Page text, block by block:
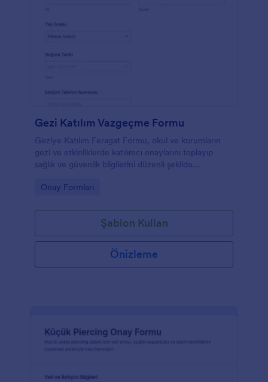
Gezi Katılım Vazgeçme Formu
Geziye Katılım Feragat Formu, okul ve kurumların
gezi ve etkinliklerde katılımcı onaylarını toplayıp
sağlık ve güvenlik bilgilerini düzenli şekilde
şablonudur.
Go to Category:
Onay Formları
Şablon Kullan
Önizleme